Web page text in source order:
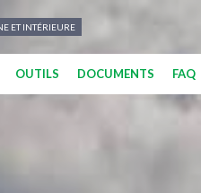
ET INTÉRIEURE
OUTILS DOCUMENTS FAQ